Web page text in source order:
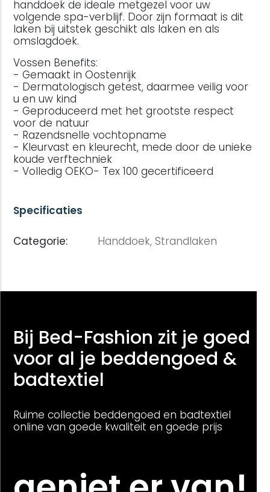
handdoek de ideale metgezel voor uw
volgende spa-verblijf. Door zijn formaat is dit
laken bij uitstek geschikt als laken en als
omslagdoek.
Vossen Benefits:
- Gemaakt in Oostenrijk
- Dermatologisch getest, daarmee veilig voor
u en uw kind
- Geproduceerd met het grootste respect
voor de natuur
- Razendsnelle vochtopname
- Kleurvast en kleurecht, mede door de unieke
koude verftechniek
- Volledig OEKO- Tex 100 gecertificeerd
Specificaties
Categorie: Handdoek,Strandlaken
Bij Bed-Fashion zit je goed
voor al je beddengoed &
badtextiel
Ruime collectie beddengoed en badtextiel
online van goede kwaliteit en goede prijs